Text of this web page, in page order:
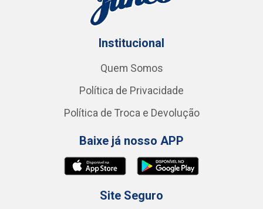
Institucional
Quem Somos
Política de Privacidade
Política de Troca e Devolução
Baixe já nosso APP
Site Seguro